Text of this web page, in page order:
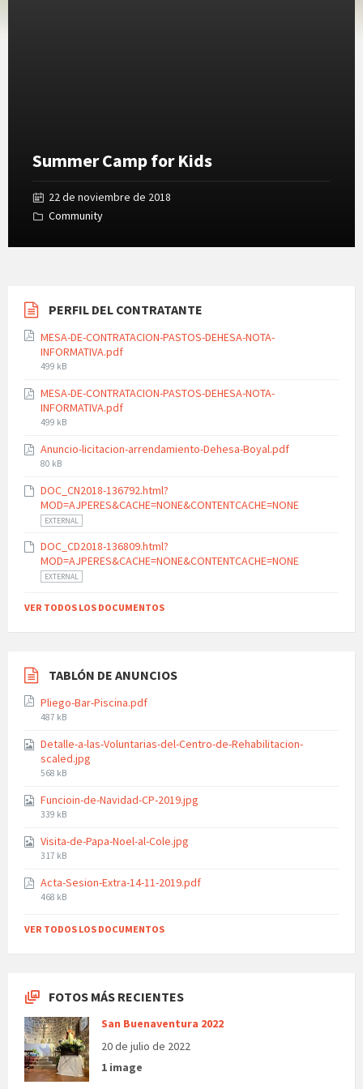
Summer Camp for Kids
22 de noviembre de 2018
Community
PERFIL DEL CONTRATANTE
MESA-DE-CONTRATACION-PASTOS-DEHESA-NOTA-
INFORMATIVA.pdf
File
499 kB
MESA-DE-CONTRATACION-PASTOS-DEHESA-NOTA-
INFORMATIVA.pdf
File
499 kB
Anuncio-licitacion-arrendamiento-Dehesa-Boyal.pdf
File
80 kB
DOC_CN2018-136792.html?
MOD=AJPERES&CACHE=NONE&CONTENTCACHE=NONE
EXTERNAL
DOC_CD2018-136809.html?
MOD=AJPERES&CACHE=NONE&CONTENTCACHE=NONE
EXTERNAL
VER TODOS LOS DOCUMENTOS
TABLÓN DE ANUNCIOS
Pliego-Bar-Piscina.pdf
File
487 kB
Detalle-a-las-Voluntarias-del-Centro-de-Rehabilitacion-
scaled.jpg
File
568 kB
Funcioin-de-Navidad-CP-2019.jpg
File
339 kB
Visita-de-Papa-Noel-al-Cole.jpg
File
317 kB
Acta-Sesion-Extra-14-11-2019.pdf
File
468 kB
VER TODOS LOS DOCUMENTOS
FOTOS MÁS RECIENTES
San Buenaventura 2022
20 de julio de 2022
1 image